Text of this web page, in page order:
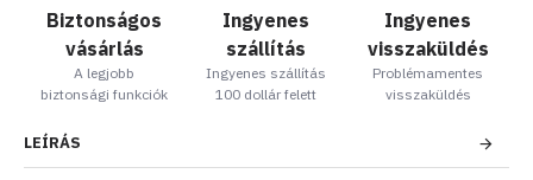
Biztonságos
vásárlás
A legjobb
biztonsági funkciók
Ingyenes
szállítás
Ingyenes szállítás
100 dollár felett
Ingyenes
visszaküldés
Problémamentes
visszaküldés
LEÍRÁS